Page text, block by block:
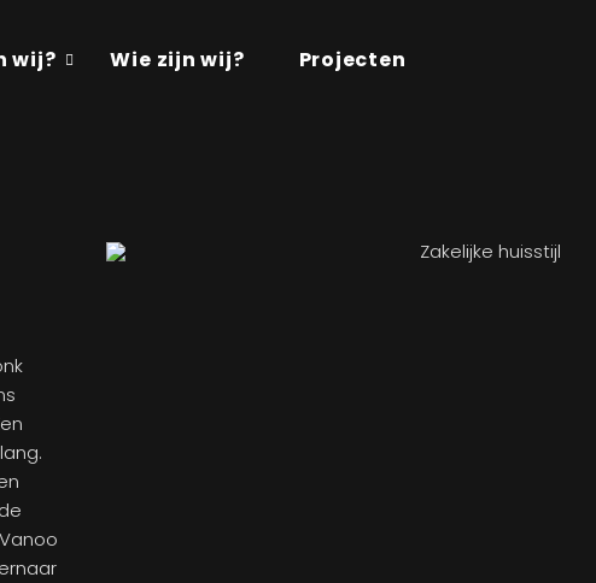
wij? Wie zijn wij? Projecten